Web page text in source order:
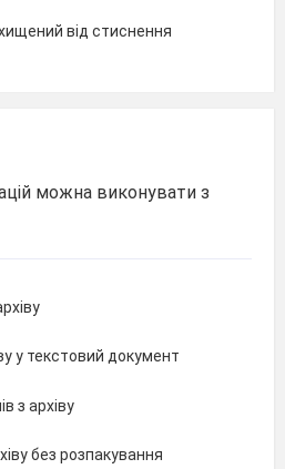
від стиснення
можна виконувати з
у текстовий документ
з архіву
без розпакування